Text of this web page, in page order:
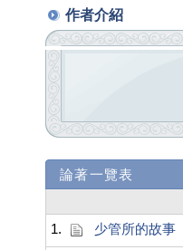
作者介紹
論著一覽表
1.
少管所的故事